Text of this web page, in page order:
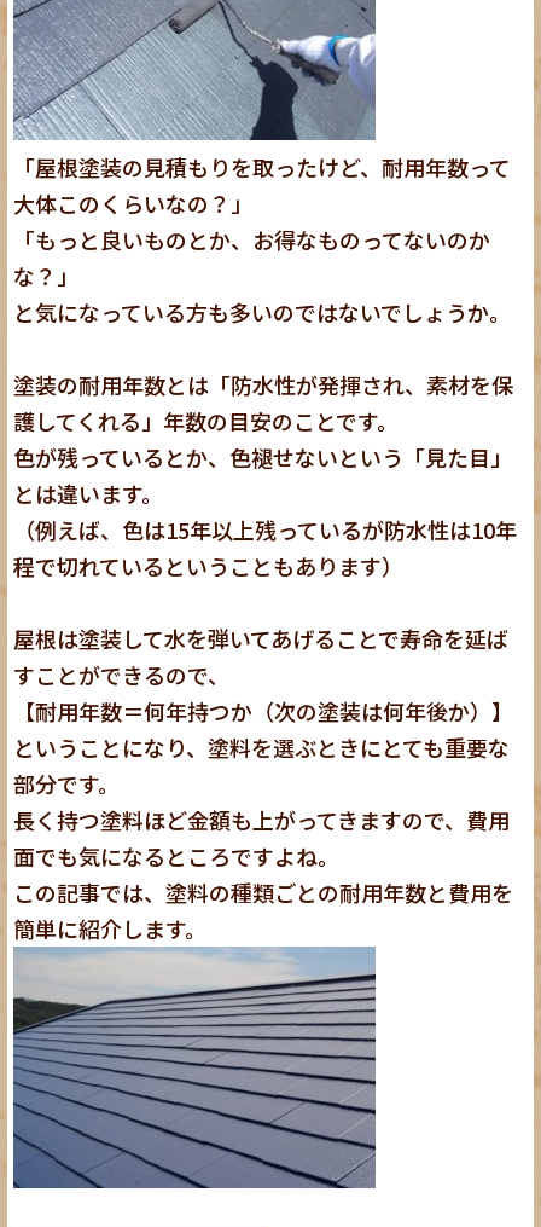
「屋根塗装の見積もりを取ったけど、耐用年数って
大体このくらいなの？」
「もっと良いものとか、お得なものってないのか
な？」
と気になっている方も多いのではないでしょうか。
塗装の耐用年数とは「防水性が発揮され、素材を保
護してくれる」年数の目安のことです。
色が残っているとか、色褪せないという「見た目」
とは違います。
（例えば、色は15年以上残っているが防水性は10年
程で切れているということもあります）
屋根は塗装して水を弾いてあげることで寿命を延ば
すことができるので、
【耐用年数＝何年持つか（次の塗装は何年後か）】
ということになり、塗料を選ぶときにとても重要な
部分です。
長く持つ塗料ほど金額も上がってきますので、費用
面でも気になるところですよね。
この記事では、塗料の種類ごとの耐用年数と費用を
簡単に紹介します。